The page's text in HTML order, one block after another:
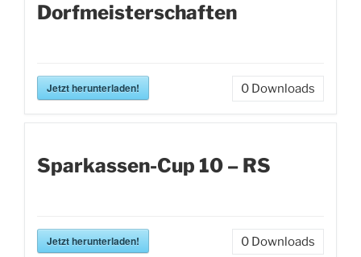
Dorfmeisterschaften
Jetzt herunterladen! 0 Downloads
Sparkassen-Cup 10 – RS
Jetzt herunterladen! 0 Downloads